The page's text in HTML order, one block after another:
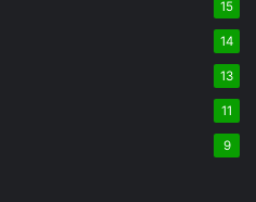
15
14
13
11
9